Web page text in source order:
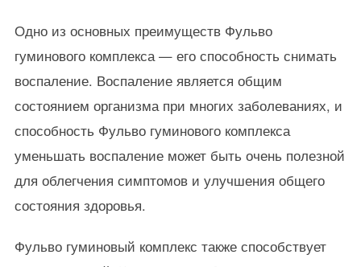
Одно из основных преимуществ Фульво
гуминового комплекса — его способность снимать
воспаление. Воспаление является общим
состоянием организма при многих заболеваниях, и
способность Фульво гуминового комплекса
уменьшать воспаление может быть очень полезной
для облегчения симптомов и улучшения общего
состояния здоровья.
Фульво гуминовый комплекс также способствует